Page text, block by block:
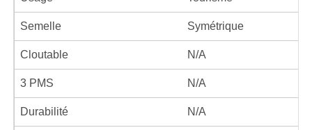
Semelle Symétrique
Cloutable N/A
3 PMS N/A
Durabilité N/A